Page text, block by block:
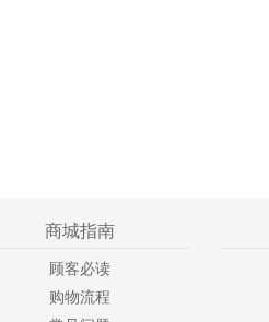
商城指南
顾客必读
购物流程